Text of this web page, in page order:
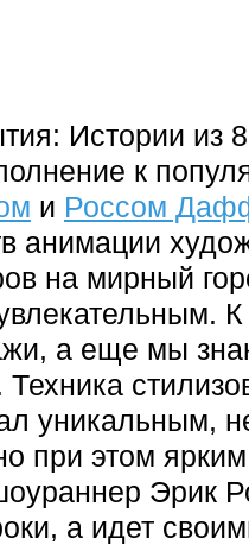
Истории из
к
и Россом
анимации
на мирный
а еще мы
уникальным,
при этом
Эрик
а идет